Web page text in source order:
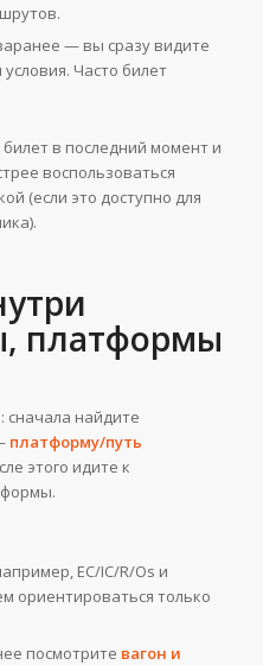
— вы сразу видите
Часто билет
в последний момент и
воспользоваться
(если это доступно для
платформы
сначала найдите
платформу/путь
этого идите к
EC/IC/R/Os и
ориентироваться только
посмотрите вагон и